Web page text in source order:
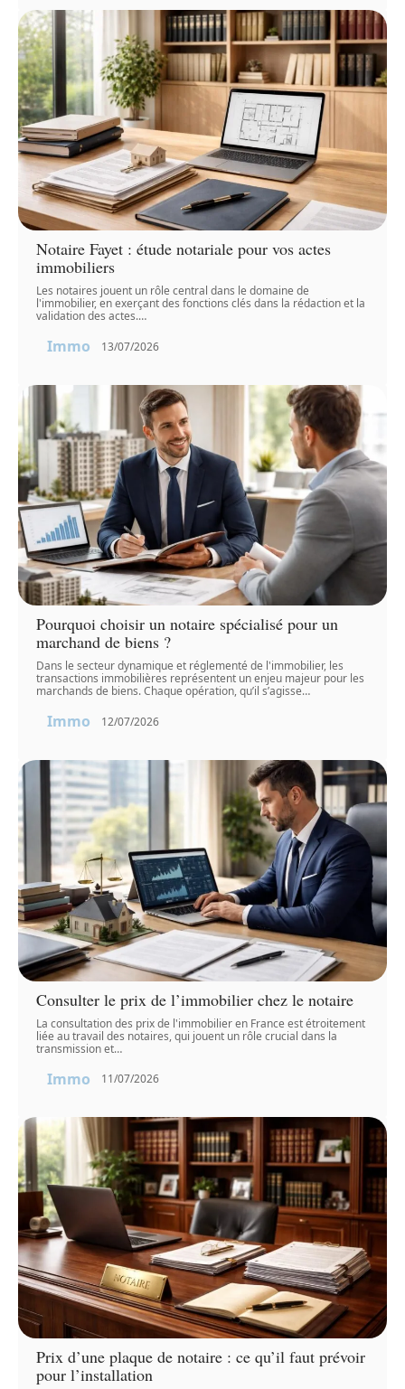
Notaire Fayet : étude notariale pour vos actes
immobiliers
Les notaires jouent un rôle central dans le domaine de
l'immobilier, en exerçant des fonctions clés dans la rédaction et la
validation des actes.…
Immo 13/07/2026
Pourquoi choisir un notaire spécialisé pour un
marchand de biens ?
Dans le secteur dynamique et réglementé de l'immobilier, les
transactions immobilières représentent un enjeu majeur pour les
marchands de biens. Chaque opération, qu’il s’agisse…
Immo 12/07/2026
Consulter le prix de l’immobilier chez le notaire
La consultation des prix de l'immobilier en France est étroitement
liée au travail des notaires, qui jouent un rôle crucial dans la
transmission et…
Immo 11/07/2026
Prix d’une plaque de notaire : ce qu’il faut prévoir
pour l’installation